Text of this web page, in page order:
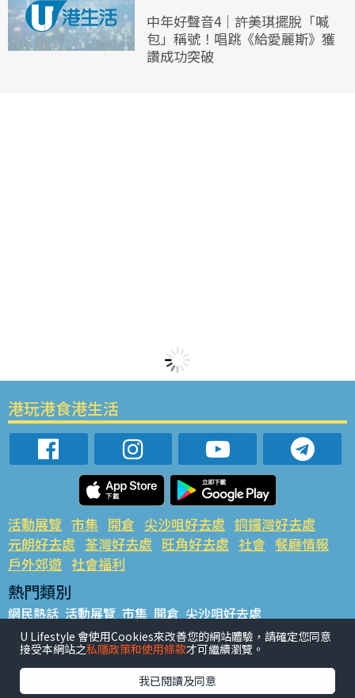
中年好聲音4｜許美琪擺脫「喊
包」稱號！唱跳《給愛麗斯》獲
讚成功突破
港玩港食港生活
活動展覽 市集 開倉 尖沙咀好去處 銅鑼灣好去處
元朗好去處 荃灣好去處 旺角好去處 社會 餐廳情報
戶外郊遊 社會福利
熱門類別
網民熱話 活動展覽 市集 開倉 尖沙咀好去處
銅鑼灣好去處 元朗好去處 荃灣好去處 旺角好去處 社會
餐廳情報 戶外郊遊
熱門標籤
U Lifestyle 會使用Cookies來改善您的網站體驗，請確定您同意
接受本網站之私隱政策和使用條款才可繼續瀏覽。
我已閱讀及同意